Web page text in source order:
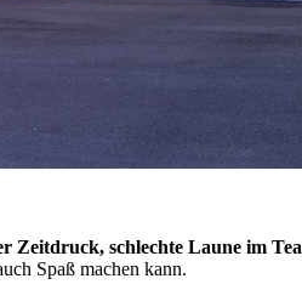
schlechte Laune im
Spaß machen kann.